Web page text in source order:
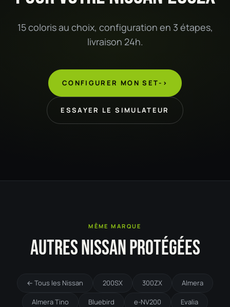
15 coloris au choix, configuration en 3 étapes,
livraison 24h.
CONFIGURER MON SET->
ESSAYER LE SIMULATEUR
MÊME MARQUE
AUTRES NISSAN PROTÉGÉES
← Tous les Nissan 200SX 300ZX Almera
Almera Tino Bluebird e-NV200 Evalia